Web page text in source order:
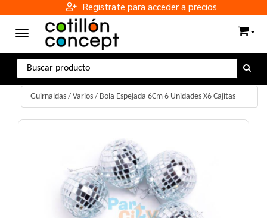
Registrate para acceder a precios
Toggle navigation
Guirnaldas / Varios / Bola Espejada 6Cm 6 Unidades X6 Cajitas